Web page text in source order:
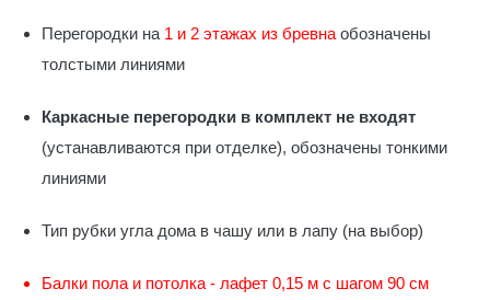
Перегородки на 1 и 2 этажах из бревна обозначены
толстыми линиями
Каркасные перегородки в комплект не входят
(устанавливаются при отделке), обозначены тонкими
линиями
Тип рубки угла дома в чашу или в лапу (на выбор)
Балки пола и потолка - лафет 0,15 м с шагом 90 см